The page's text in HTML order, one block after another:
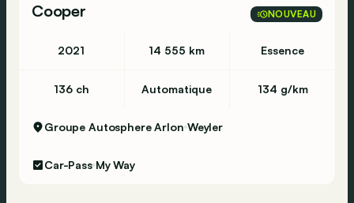
Cooper
NOUVEAU
2021 14 555 km Essence
136 ch Automatique 134 g/km
Groupe Autosphere Arlon Weyler
Car-Pass My Way